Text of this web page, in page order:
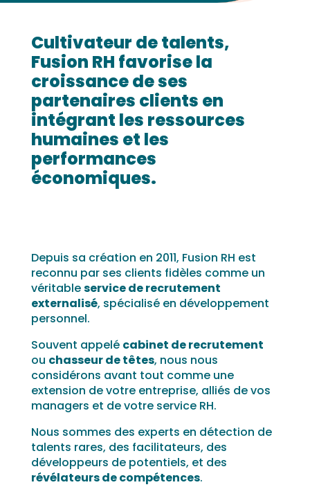
Cultivateur de talents,
Fusion RH favorise la
croissance de ses
partenaires clients en
intégrant les ressources
humaines et les
performances
économiques.
Depuis sa création en 2011, Fusion RH est
reconnu par ses clients fidèles comme un
véritableservice de recrutement
externalisé, spécialisé en développement
personnel.
Souvent appelé cabinet de recrutement
ou chasseur de têtes, nous nous
considérons avant tout comme une
extension de votre entreprise, alliés de vos
managers et de votre service RH.
Nous sommes des experts en détection de
talents rares, des facilitateurs, des
développeurs de potentiels, et des
révélateurs de compétences.